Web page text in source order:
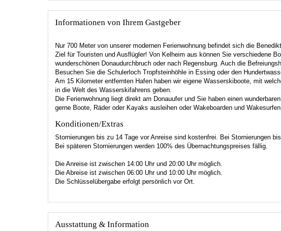
Informationen von Ihrem Gastgeber
Nur 700 Meter von unserer modernen Ferienwohnung befindet sich die
Ziel für Touristen und Ausflügler! Von Kelheim aus können Sie verschiedene
wunderschönen Donaudurchbruch oder nach Regensburg. Auch die
Besuchen Sie die Schulerloch Tropfsteinhöhle in Essing oder den
Am 15 Kilometer entfernten Hafen haben wir eigene Wasserskiboote, mit
in die Welt des Wasserskifahrens geben.
Die Ferienwohnung liegt direkt am Donauufer und Sie haben einen
gerne Boote, Räder oder Kayaks ausleihen oder Wakeboarden und
Konditionen/Extras
Stornierungen bis zu 14 Tage vor Anreise sind kostenfrei. Bei Stornierungen
Bei späteren Stornierungen werden 100% des Übernachtungspreises fällig.
Die Anreise ist zwischen 14:00 Uhr und 20:00 Uhr möglich.
Die Abreise ist zwischen 06:00 Uhr und 10:00 Uhr möglich.
Die Schlüsselübergabe erfolgt persönlich vor Ort.
Ausstattung & Information